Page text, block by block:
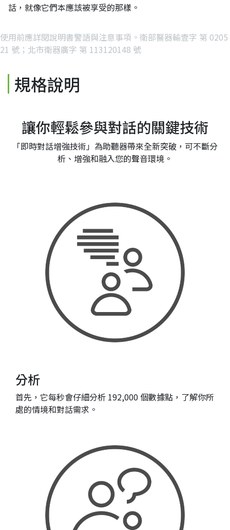
話，就像它們本應該被享受的那樣。
使用前應詳閱說明書警語與注意事項。衛部醫器輸壹字 第 0205
21 號；北市衛器廣字 第 113120148 號
規格說明
讓你輕鬆參與對話的關鍵技術
「即時對話增強技術」為助聽器帶來全新突破，可不斷分
析、增強和融入您的聲音環境。
分析
首先，它每秒會仔細分析 192,000 個數據點，了解你所
處的情境和對話需求。